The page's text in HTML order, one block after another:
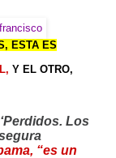
ESTA ES
Y EL OTRO,
‘Perdidos. Los
“es un